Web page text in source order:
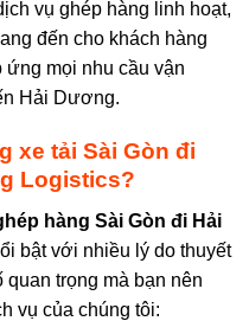
vụ ghép hàng linh hoạt,
đến cho khách hàng
ứng mọi nhu cầu vận
Hải Dương.
xe tải Sài Gòn đi
Logistics?
hép hàng Sài Gòn đi Hải
bật với nhiều lý do thuyết
trọng mà bạn nên
vụ của chúng tôi: